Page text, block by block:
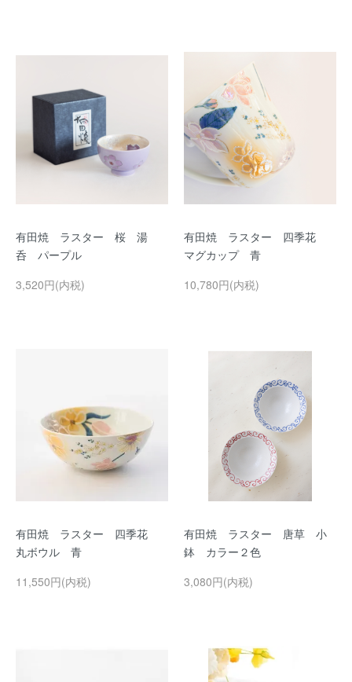
有田焼 ラスター 桜 湯
呑 パープル
3,520円(内税)
有田焼 ラスター 四季花
マグカップ 青
10,780円(内税)
有田焼 ラスター 四季花
丸ボウル 青
11,550円(内税)
有田焼 ラスター 唐草 小
鉢 カラー２色
3,080円(内税)